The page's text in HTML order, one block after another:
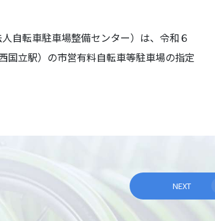
自転車駐車場整備センター）は、令和６
国立駅）の市営有料自転車等駐車場の指定
NEXT